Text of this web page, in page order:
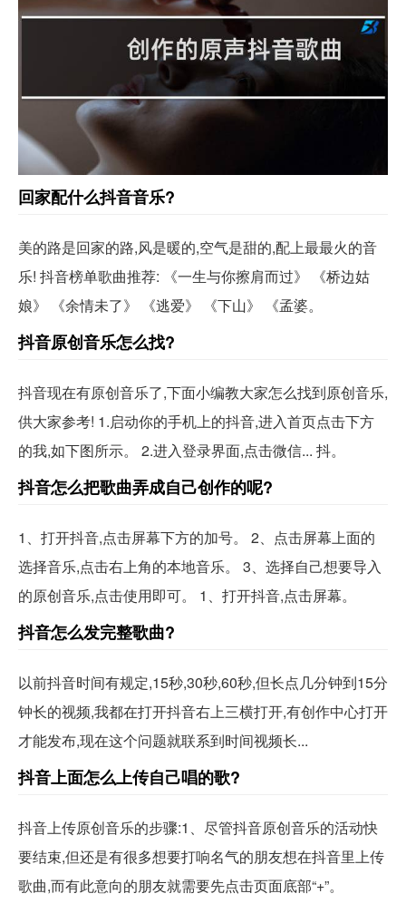
回家配什么抖音音乐?
美的路是回家的路,风是暖的,空气是甜的,配上最最火的音
乐! 抖音榜单歌曲推荐: 《一生与你擦肩而过》 《桥边姑
娘》 《余情未了》 《逃爱》 《下山》 《孟婆。
抖音原创音乐怎么找?
抖音现在有原创音乐了,下面小编教大家怎么找到原创音乐,
供大家参考! 1.启动你的手机上的抖音,进入首页点击下方
的我,如下图所示。 2.进入登录界面,点击微信... 抖。
抖音怎么把歌曲弄成自己创作的呢?
1、打开抖音,点击屏幕下方的加号。 2、点击屏幕上面的
选择音乐,点击右上角的本地音乐。 3、选择自己想要导入
的原创音乐,点击使用即可。 1、打开抖音,点击屏幕。
抖音怎么发完整歌曲?
以前抖音时间有规定,15秒,30秒,60秒,但长点几分钟到15分
钟长的视频,我都在打开抖音右上三横打开,有创作中心打开
才能发布,现在这个问题就联系到时间视频长...
抖音上面怎么上传自己唱的歌?
抖音上传原创音乐的步骤:1、尽管抖音原创音乐的活动快
要结束,但还是有很多想要打响名气的朋友想在抖音里上传
歌曲,而有此意向的朋友就需要先点击页面底部“+”。